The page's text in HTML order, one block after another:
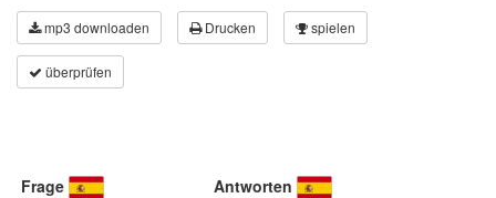
mp3 downloaden Drucken spielen
überprüfen
Frage Antworten